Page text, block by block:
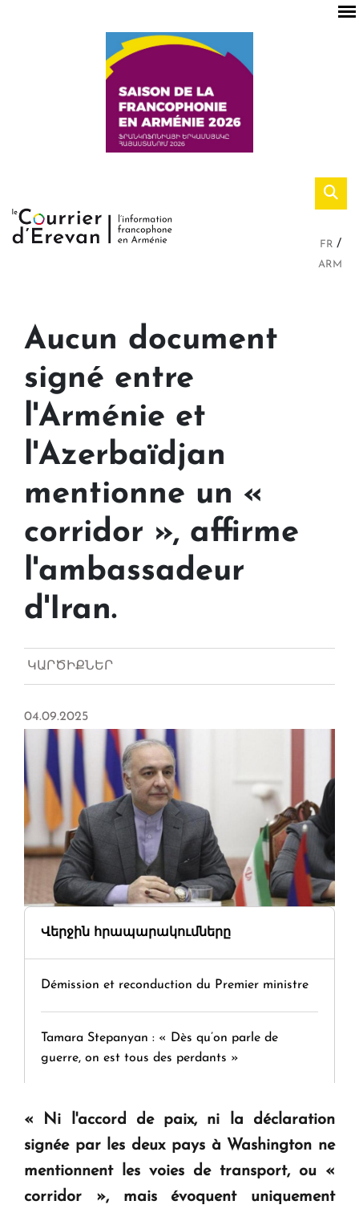
FR
ARM
Aucun document
signé entre
l'Arménie et
l'Azerbaïdjan
mentionne un «
corridor », affirme
l'ambassadeur
d'Iran.
ԿԱՐԾԻՔՆԵՐ
04.09.2025
Վերջին հրապարակումները
Démission et reconduction du Premier ministre
Tamara Stepanyan : « Dès qu’on parle de
guerre, on est tous des perdants »
" Tant qu'il n'existe pas d'alternative concrète, la
question d'un référendum ne se pose pas. "
en Arménie
«
Ni l'accord de paix, ni la déclaration
signée par les deux pays à Washington ne
mentionnent les voies de transport, ou «
corridor », mais évoquent uniquement